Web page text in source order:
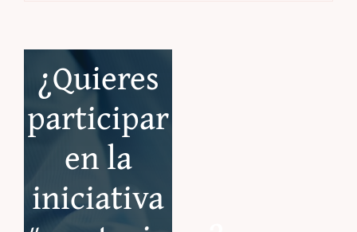
¿Quieres
participar
en la
iniciativa